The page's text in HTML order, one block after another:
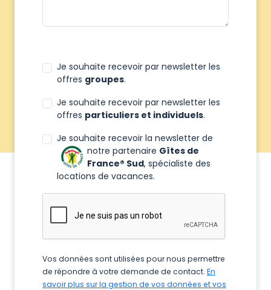
Je souhaite recevoir par newsletter les
offres groupes.
Je souhaite recevoir par newsletter les
offres particuliers et individuels.
Je souhaite recevoir la newsletter de
notre partenaire Gîtes de
France® Sud, spécialiste des
locations de vacances.
Vos données sont utilisées pour nous permettre
de répondre à votre demande de contact. En
savoir plus sur la gestion de vos données et vos